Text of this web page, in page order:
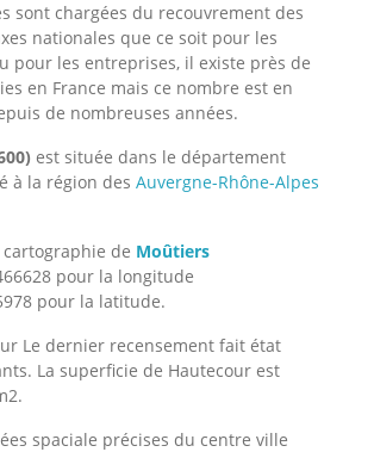
sont chargées du recouvrement des
nationales que ce soit pour les
pour les entreprises, il existe près de
en France mais ce nombre est en
de nombreuses années.
est située dans le département
à la région des Auvergne-Rhône-Alpes
de Moûtiers
pour la longitude
pour la latitude.
Le dernier recensement fait état
La superficie de Hautecour est
spaciale précises du centre ville